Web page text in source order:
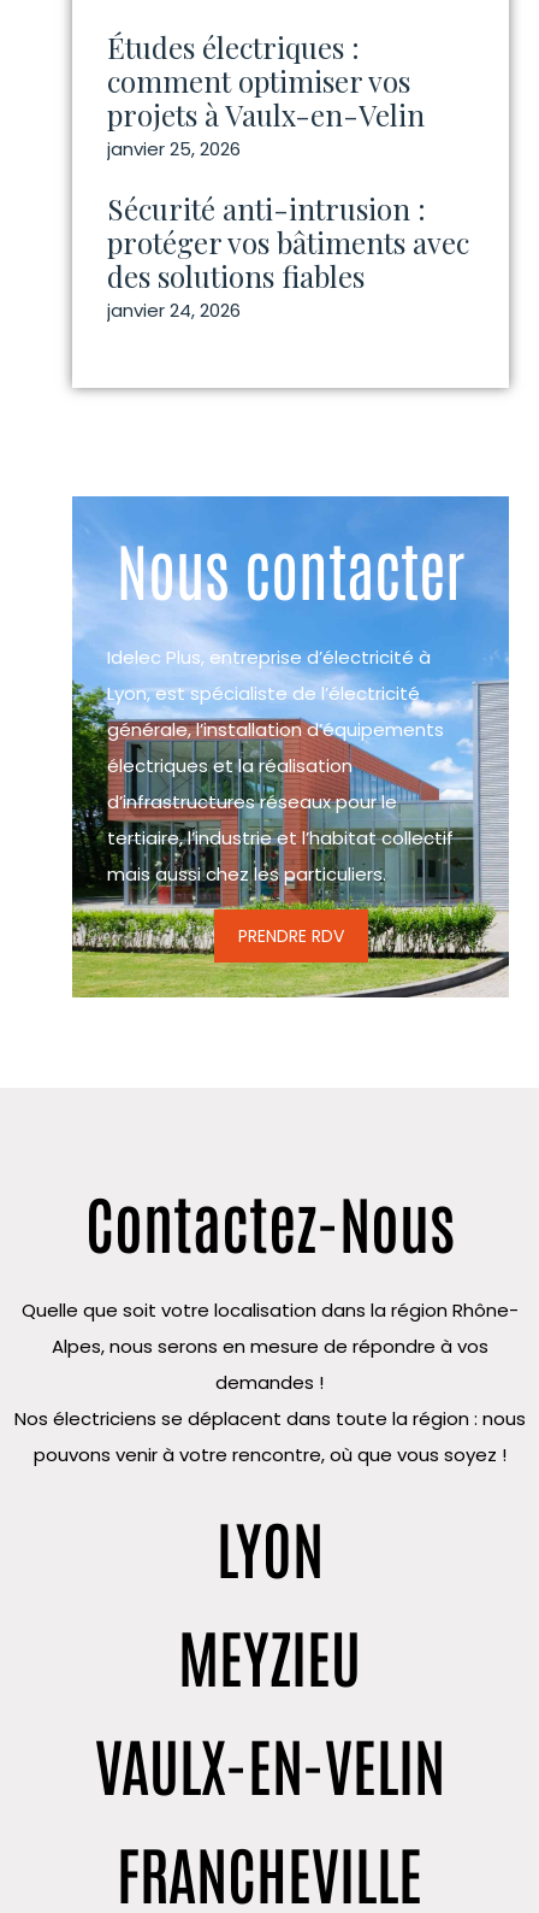
Études électriques :
comment optimiser vos
projets à Vaulx-en-Velin
janvier 25, 2026
Sécurité anti-intrusion :
protéger vos bâtiments avec
des solutions fiables
janvier 24, 2026
Nous contacter
Idelec Plus, entreprise d’électricité à
Lyon, est spécialiste de l’électricité
générale, l’installation d’équipements
électriques et la réalisation
d’infrastructures réseaux pour le
tertiaire, l’industrie et l’habitat collectif
mais aussi chez les particuliers.
PRENDRE RDV
Contactez-Nous
Quelle que soit votre localisation dans la région Rhône-
Alpes, nous serons en mesure de répondre à vos
demandes !
Nos électriciens se déplacent dans toute la région : nous
pouvons venir à votre rencontre, où que vous soyez !
LYON
MEYZIEU
VAULX-EN-VELIN
FRANCHEVILLE